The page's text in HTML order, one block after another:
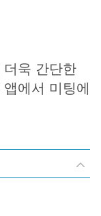
욱 간단한
에서 미팅에